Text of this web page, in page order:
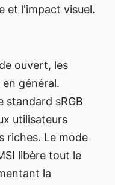
et l'impact visuel.
ouvert, les
général.
standard sRGB
utilisateurs
riches. Le mode
libère tout le
la